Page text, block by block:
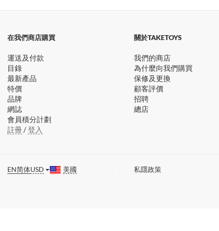
在我們商店購買
運送及付款
目錄
最新產品
特價
品牌
網誌
會員積分計劃
註冊/登入
關於TAKETOYS
我們的商店
為什麼向我們購買
保修及更換
顧客評價
招聘
總店
EN简体USD 美國 私隱政策